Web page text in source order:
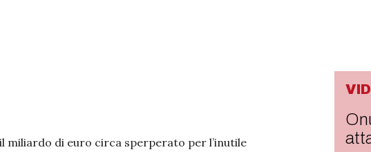
di euro circa sperperato per l’inutile